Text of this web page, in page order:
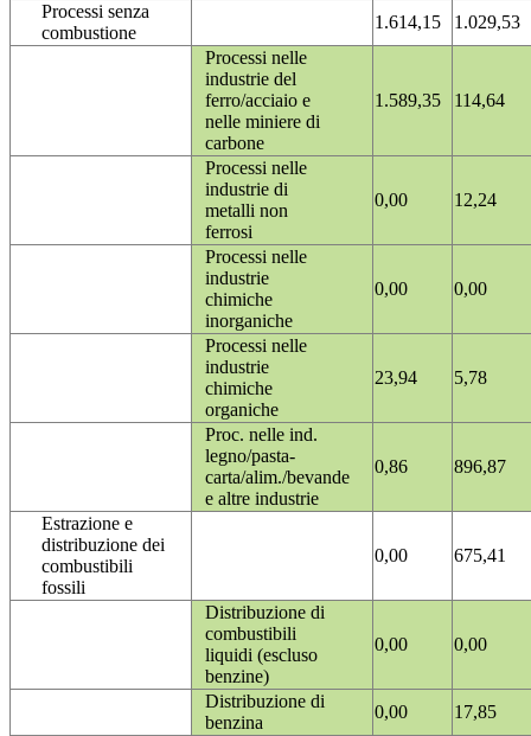
Processi senza
combustione
1.614,15
1.029,53
Processi nelle
industrie del
ferro/acciaio e
nelle miniere di
carbone
1.589,35 114,64
Processi nelle
industrie di
metalli non
ferrosi
0,00 12,24
Processi nelle
industrie
chimiche
inorganiche
0,00 0,00
Processi nelle
industrie
chimiche
organiche
23,94 5,78
Proc. nelle ind.
legno/pasta-
carta/alim./bevande
e altre industrie
0,86 896,87
Estrazione e
distribuzione dei
combustibili
fossili
0,00 675,41
Distribuzione di
combustibili
liquidi (escluso
benzine)
0,00 0,00
Distribuzione di
benzina
0,00
17,85